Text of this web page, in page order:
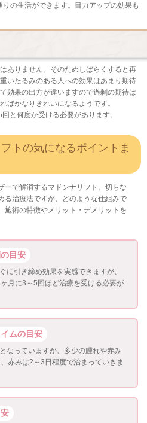
の生活ができます。目力アップの効果も
ありません。そのためしばらくすると再
いたるみのある人への効果はあまり期待
効果の出方が違いますので過剰の期待は
ばかなりきれいになるようです。
と何度か受ける必要があります。
トの気になるポイントま
ーで解消するマドンナリフト。切らな
る治療法ですが、どのような仕組みで
施術の特徴やメリット・デメリットを
目安
に引き締め効果を実感できますが、
月に3～5回ほど治療を受ける必要が
ムの目安
なっていますが、多少の腫れや赤み
赤みは2～3日程度で治まっていきま